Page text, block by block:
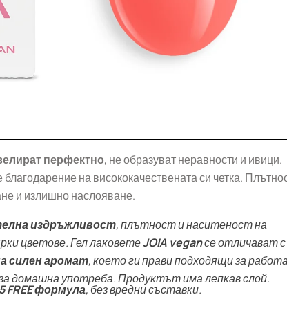
перфектно, не образуват неравности и ивици.
на висококачествената си четка.
и излишно наслояване.
издръжливост, плътност и наситеност на
цветове. Гел лаковетеJOIA veganсе отличават с
силен аромат, което ги прави подходящи за
домашна употреба. Продуктът има лепкав слой.
FREE формула, без вредни съставки.